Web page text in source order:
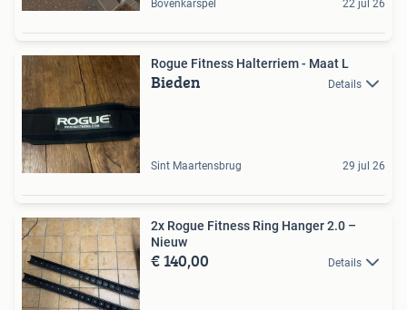
Bovenkarspel 22 jul 26
Rogue Fitness Halterriem - Maat L
Bieden Details
Sint Maartensbrug 29 jul 26
2x Rogue Fitness Ring Hanger 2.0 –
Nieuw
€ 140,00 Details